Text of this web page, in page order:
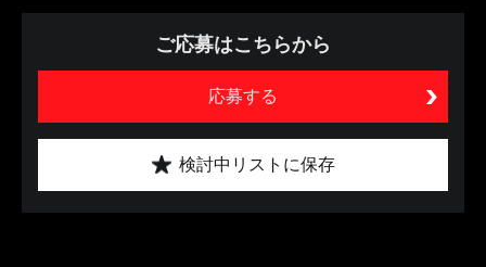
ご応募はこちらから
応募する
検討中リストに保存